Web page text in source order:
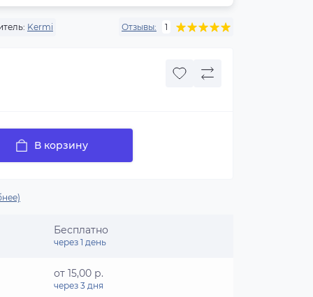
Kermi Отзывы: 1
В корзину
Бесплатно
через 1 день
от 15,00 р.
через 3 дня